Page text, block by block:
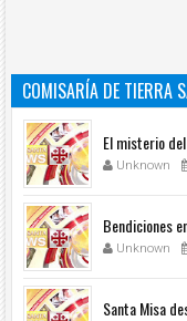
COMISARÍA DE TIERRA
El misterio
Unknown
Bendiciones
Unknown
Santa Misa